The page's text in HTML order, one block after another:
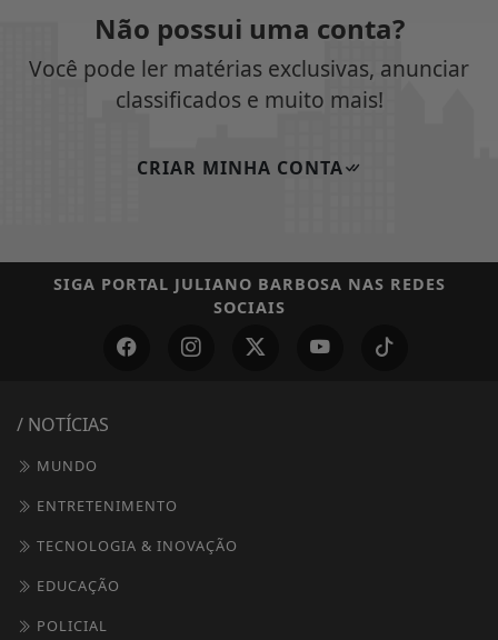
Não possui uma conta?
Você pode ler matérias exclusivas, anunciar
classificados e muito mais!
CRIAR MINHA CONTA
SIGA PORTAL JULIANO BARBOSA NAS REDES
SOCIAIS
/ NOTÍCIAS
MUNDO
ENTRETENIMENTO
TECNOLOGIA & INOVAÇÃO
EDUCAÇÃO
POLICIAL